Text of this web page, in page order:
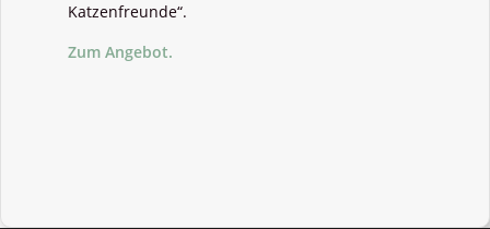
Katzenfreunde“.
Zum Angebot.